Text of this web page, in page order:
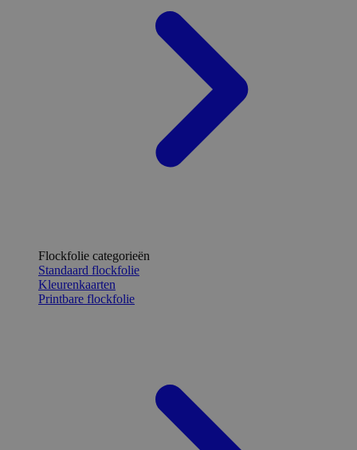
Flockfolie categorieën
Standaard flockfolie
Kleurenkaarten
Printbare flockfolie